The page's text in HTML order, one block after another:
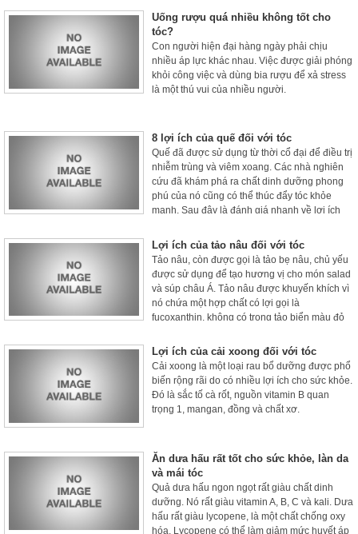
Uống rượu quá nhiều không tốt cho
tóc?
Con người hiện đại hàng ngày phải chịu
nhiều áp lực khác nhau. Việc được giải phóng
khỏi công việc và dùng bia rượu để xả stress
là một thú vui của nhiều người.
8 lợi ích của quế đối với tóc
Quế đã được sử dụng từ thời cổ đại để điều trị
nhiễm trùng và viêm xoang. Các nhà nghiên
cứu đã khám phá ra chất dinh dưỡng phong
phú của nó cũng có thể thúc đẩy tóc khỏe
mạnh. Sau đây là đánh giá nhanh về lợi ích
Lợi ích của tảo nâu đối với tóc
Tảo nâu, còn được gọi là tảo bẹ nâu, chủ yếu
được sử dụng để tạo hương vị cho món salad
và súp châu Á. Tảo nâu được khuyến khích vì
nó chứa một hợp chất có lợi gọi là
fucoxanthin, không có trong tảo biển màu đỏ
Lợi ích của cải xoong đối với tóc
Cải xoong là một loại rau bổ dưỡng được phổ
biến rộng rãi do có nhiều lợi ích cho sức khỏe.
Đó là sắc tố cà rốt, nguồn vitamin B quan
trọng 1, mangan, đồng và chất xơ.
Ăn dưa hấu rất tốt cho sức khỏe, làn da
và mái tóc
Quả dưa hấu ngon ngọt rất giàu chất dinh
dưỡng. Nó rất giàu vitamin A, B, C và kali. Dưa
hấu rất giàu lycopene, là một chất chống oxy
hóa. Lycopene có thể làm giảm mức huyết áp